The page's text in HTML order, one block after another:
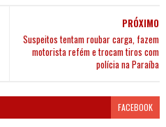
PRÓXIMO
Suspeitos tentam roubar carga, fazem
motorista refém e trocam tiros com
polícia na Paraíba
FACEBOOK